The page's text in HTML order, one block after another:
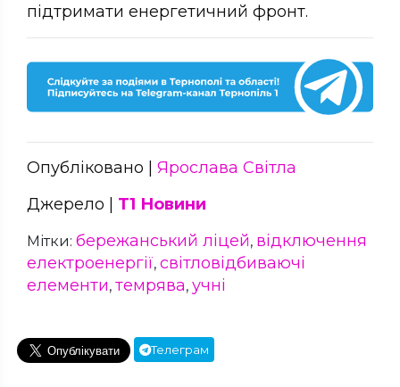
підтримати енергетичний фронт.
Опубліковано | Ярослава Світла
Джерело | Т1 Новини
Мітки: бережанський ліцей, відключення
електроенергії, світловідбиваючі
елементи, темрява, учні
Телеграм